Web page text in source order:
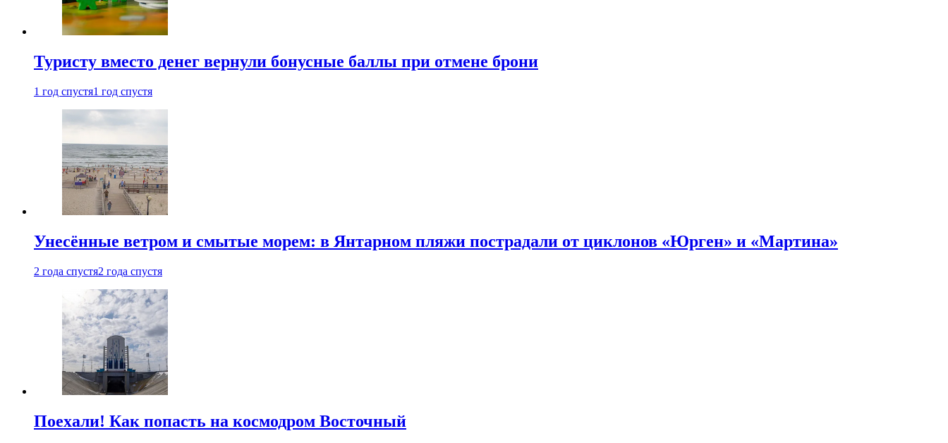
Туристу вместо денег вернули бонусные баллы при отмене брони
1 год спустя1 год спустя
Унесённые ветром и смытые морем: в Янтарном пляжи пострадали от циклонов «Юрген» и «Мартина»
2 года спустя2 года спустя
Поехали! Как попасть на космодром Восточный